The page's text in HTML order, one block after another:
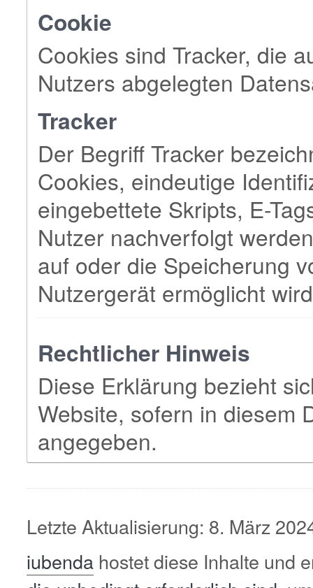
Cookie
Cookies sind Tracker, die
Nutzers abgelegten
Tracker
Der Begriff Tracker
Cookies, eindeutige
eingebettete Skripts, E-
Nutzer nachverfolgt
auf oder die Speicherung
Nutzergerät ermöglicht
Rechtlicher Hinweis
Diese Erklärung bezieht
Website, sofern in diesem
angegeben.
Letzte Aktualisierung: 8. März
iubenda hostet diese Inhalte und